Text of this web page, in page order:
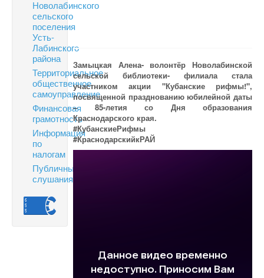
Новолабинского
сельского
поселения
Усть-
Лабинского
района
Территориальное
общественное
самоуправление
Финансовая
грамотность
Информация
по
налогам
Публичные
слушания
Замыцкая Алена- волонтёр Новолабинской
сельской библиотеки- филиала стала
участником акции "Кубанские рифмы!",
посвященной празднованию юбилейной даты
– 85-летия со Дня образования
Краснодарского края.
#КубанскиеРифмы
#КраснодарскийкРАЙ